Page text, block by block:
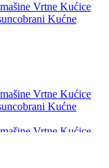
Vrtne Kućice
Kućne
Vrtne Kućice
Kućne
Vrtne Kućice